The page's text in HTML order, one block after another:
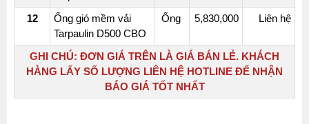
12
Ống gió mềm vải
Tarpaulin D500 CBO
Ống 5,830,000 Liên hệ
GHI CHÚ: ĐƠN GIÁ TRÊN LÀ GIÁ BÁN LẺ. KHÁCH
HÀNG LẤY SỐ LƯỢNG LIÊN HỆ HOTLINE ĐỂ NHẬN
BÁO GIÁ TỐT NHẤT